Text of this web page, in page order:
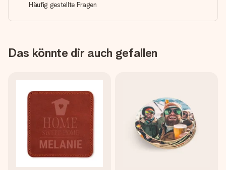
Häufig gestellte Fragen
Das könnte dir auch gefallen